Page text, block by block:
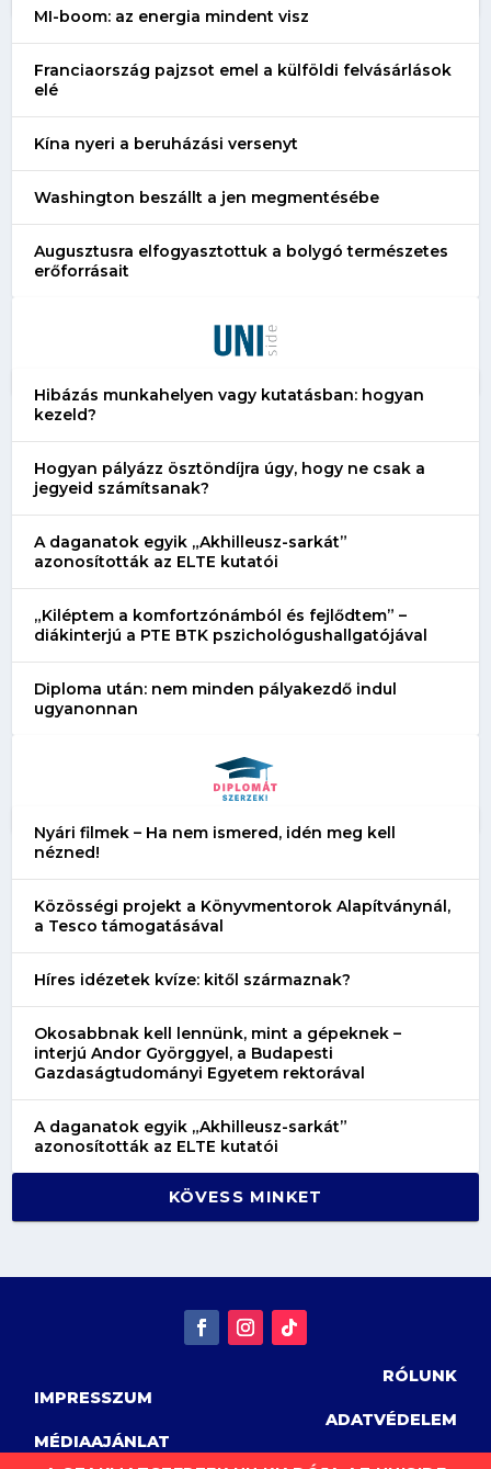
MI-boom: az energia mindent visz
Franciaország pajzsot emel a külföldi felvásárlások
elé
Kína nyeri a beruházási versenyt
Washington beszállt a jen megmentésébe
Augusztusra elfogyasztottuk a bolygó természetes
erőforrásait
Hibázás munkahelyen vagy kutatásban: hogyan
kezeld?
Hogyan pályázz ösztöndíjra úgy, hogy ne csak a
jegyeid számítsanak?
A daganatok egyik „Akhilleusz-sarkát”
azonosították az ELTE kutatói
„Kiléptem a komfortzónámból és fejlődtem” –
diákinterjú a PTE BTK pszichológushallgatójával
Diploma után: nem minden pályakezdő indul
ugyanonnan
Nyári filmek – Ha nem ismered, idén meg kell
nézned!
Közösségi projekt a Könyvmentorok Alapítványnál,
a Tesco támogatásával
Híres idézetek kvíze: kitől származnak?
Okosabbnak kell lennünk, mint a gépeknek –
interjú Andor Györggyel, a Budapesti
Gazdaságtudományi Egyetem rektorával
A daganatok egyik „Akhilleusz-sarkát”
azonosították az ELTE kutatói
KÖVESS MINKET
RÓLUNK
IMPRESSZUM
ADATVÉDELEM
MÉDIAAJÁNLAT